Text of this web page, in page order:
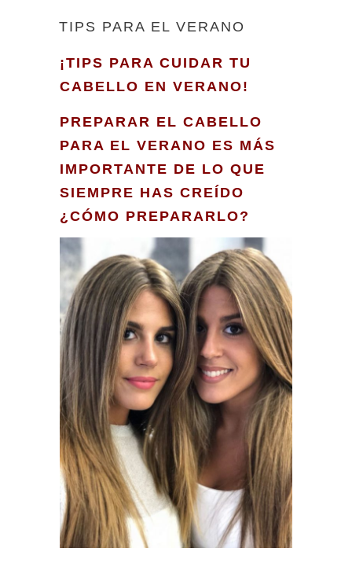
TIPS PARA EL VERANO
¡TIPS PARA CUIDAR TU
CABELLO EN VERANO!
PREPARAR EL CABELLO
PARA EL VERANO ES MÁS
IMPORTANTE DE LO QUE
SIEMPRE HAS CREÍDO
¿CÓMO PREPARARLO?